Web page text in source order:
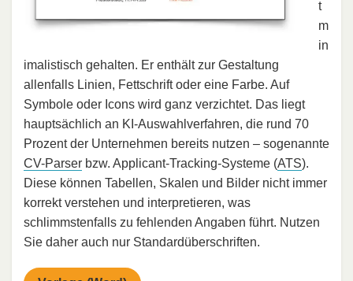
t
m
in
imalistisch gehalten. Er enthält zur Gestaltung
allenfalls Linien, Fettschrift oder eine Farbe. Auf
Symbole oder Icons wird ganz verzichtet. Das liegt
hauptsächlich an KI-Auswahlverfahren, die rund 70
Prozent der Unternehmen bereits nutzen – sogenannte
CV-Parser bzw. Applicant-Tracking-Systeme (ATS).
Diese können Tabellen, Skalen und Bilder nicht immer
korrekt verstehen und interpretieren, was
schlimmstenfalls zu fehlenden Angaben führt. Nutzen
Sie daher auch nur Standardüberschriften.